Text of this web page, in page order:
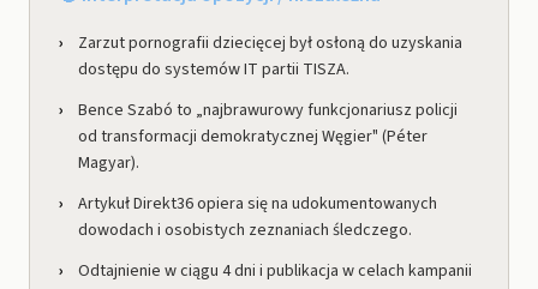
Zarzut pornografii dziecięcej był osłoną do uzyskania
dostępu do systemów IT partii TISZA.
Bence Szabó to „najbrawurowy funkcjonariusz policji
od transformacji demokratycznej Węgier" (Péter
Magyar).
Artykuł Direkt36 opiera się na udokumentowanych
dowodach i osobistych zeznaniach śledczego.
Odtajnienie w ciągu 4 dni i publikacja w celach kampanii